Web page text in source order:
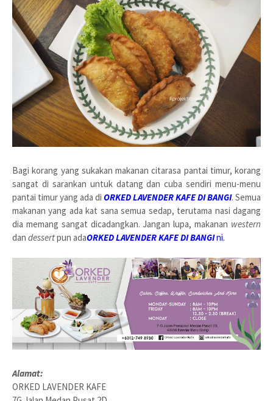
Bagi korang yang sukakan makanan citarasa pantai timur, korang
sangat di sarankan untuk datang dan cuba sendiri menu-menu
pantai timur yang ada di ORKED LAVENDER KAFE DI BANGI. Semua
makanan yang ada kat sana semua sedap, terutama nasi dagang
dia memang sangat dicadangkan. Jangan lupa, makanan western
dan dessertpun adaORKED LAVENDER KAFE DI BANGIni.
Alamat:
ORKED LAVENDER KAFE